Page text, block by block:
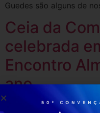
Guedes são alguns de
Ceia da
celebrada
Encontro
ano
Ceia da Comunhão foi o